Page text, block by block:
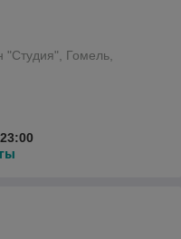
"Студия", Гомель,